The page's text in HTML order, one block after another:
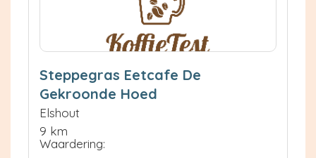
Steppegras Eetcafe De
Gekroonde Hoed
Elshout
9 km
Waardering: